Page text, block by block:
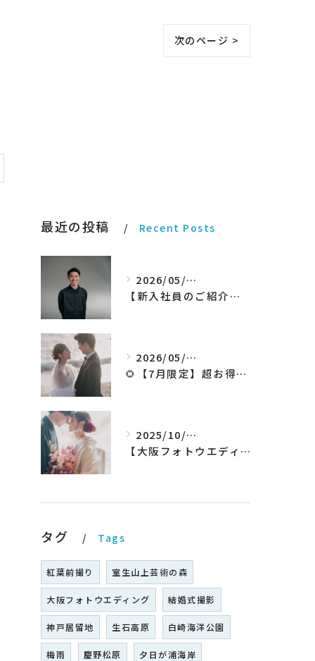
次のページ >
最近の投稿 Recent Posts
2026/05/27
【新入社員のご紹介】期待の新人！和田翔午JOIN!
2026/05/26
🌻【7月限定】超お得なウェディングフォトプランが登場✨
2025/10/20
【大阪フォトウエディング】秋プラン新登場！！！！いち早くチェック！
タグ Tags
紅葉前撮り 室生山上芸術の森
大阪フォトウエディング 結婚式撮影
神戸居留地 生石高原 白崎海洋公園
梅雨 慶野松原 夕日が浦海岸